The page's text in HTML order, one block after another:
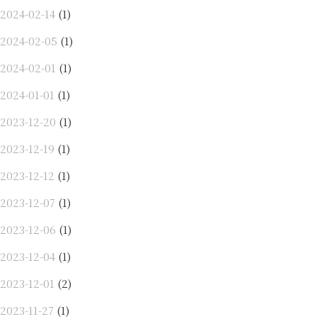
2024-02-14 (1)
2024-02-05 (1)
2024-02-01 (1)
2024-01-01 (1)
2023-12-20 (1)
2023-12-19 (1)
2023-12-12 (1)
2023-12-07 (1)
2023-12-06 (1)
2023-12-04 (1)
2023-12-01 (2)
2023-11-27 (1)